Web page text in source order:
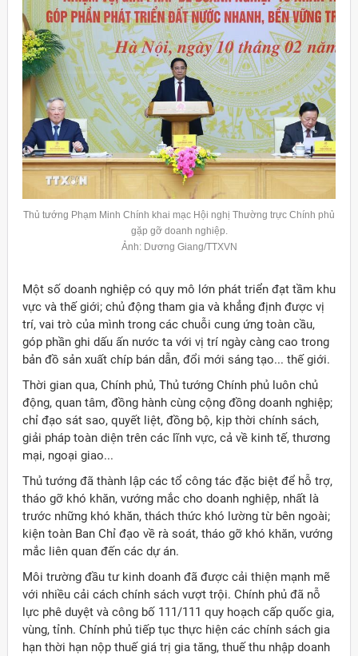
Thủ tướng Phạm Minh Chính khai mạc Hội nghị Thường trực Chính phủ
gặp gỡ doanh nghiệp.
Ảnh: Dương Giang/TTXVN
Một số doanh nghiệp có quy mô lớn phát triển đạt tầm khu
vực và thế giới; chủ động tham gia và khẳng định được vị
trí, vai trò của mình trong các chuỗi cung ứng toàn cầu,
góp phần ghi dấu ấn nước ta với vị trí ngày càng cao trong
bản đồ sản xuất chíp bán dẫn, đổi mới sáng tạo... thế giới.
Thời gian qua, Chính phủ, Thủ tướng Chính phủ luôn chủ
động, quan tâm, đồng hành cùng cộng đồng doanh nghiệp;
chỉ đạo sát sao, quyết liệt, đồng bộ, kịp thời chính sách,
giải pháp toàn diện trên các lĩnh vực, cả về kinh tế, thương
mại, ngoại giao...
Thủ tướng đã thành lập các tổ công tác đặc biệt để hỗ trợ,
tháo gỡ khó khăn, vướng mắc cho doanh nghiệp, nhất là
trước những khó khăn, thách thức khó lường từ bên ngoài;
kiện toàn Ban Chỉ đạo về rà soát, tháo gỡ khó khăn, vướng
mắc liên quan đến các dự án.
Môi trường đầu tư kinh doanh đã được cải thiện mạnh mẽ
với nhiều cải cách chính sách vượt trội. Chính phủ đã nỗ
lực phê duyệt và công bố 111/111 quy hoạch cấp quốc gia,
vùng, tỉnh. Chính phủ tiếp tục thực hiện các chính sách gia
hạn thời hạn nộp thuế giá trị gia tăng, thuế thu nhập doanh